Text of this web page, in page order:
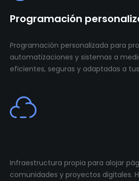
Programación
Programación personalizada para
automatizaciones y sistemas a
eficientes, seguras y adaptadas a
Infraestructura propia para alojar
comunidades y proyectos digitales.